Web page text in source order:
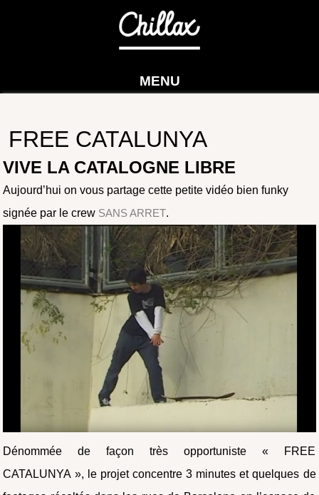
MENU
FREE CATALUNYA
VIVE LA CATALOGNE LIBRE
Aujourd’hui on vous partage cette petite vidéo bien funky
signée par le crew SANS ARRET.
Dénommée de façon très opportuniste « FREE
CATALUNYA », le projet concentre 3 minutes et quelques de